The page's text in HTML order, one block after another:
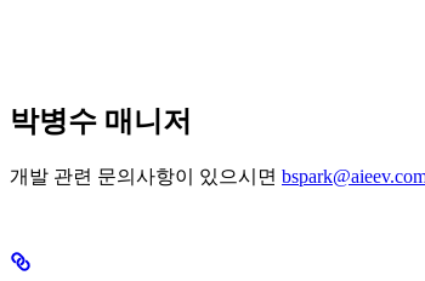
박병수 매니저
개발 관련 문의사항이 있으시면